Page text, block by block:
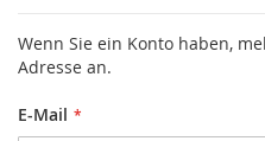
Wenn Sie ein Konto haben,
Adresse an.
E-Mail